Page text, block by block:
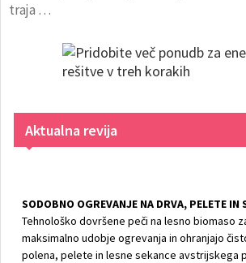
traja …
Aktualna revija
SODOBNO OGREVANJE NA DRVA, PELETE IN
Tehnološko dovršene peči na lesno biomaso
maksimalno udobje ogrevanja in ohranjajo
polena, pelete in lesne sekance avstrijskega